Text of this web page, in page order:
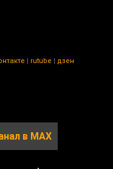
| rutube | дзен
в MAX